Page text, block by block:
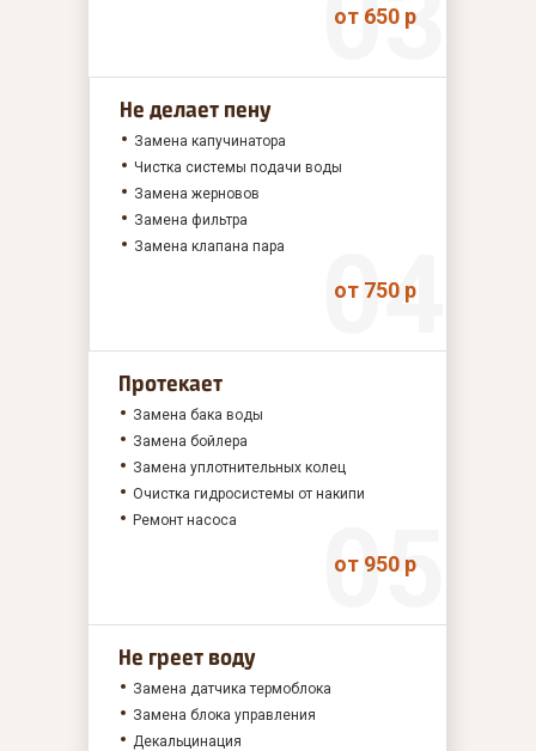
от 650 р
Не делает пену
Замена капучинатора
Чистка системы подачи воды
Замена жерновов
Замена фильтра
Замена клапана пара
от 750 р
Протекает
Замена бака воды
Замена бойлера
Замена уплотнительных колец
Очистка гидросистемы от накипи
Ремонт насоса
от 950 р
Не греет воду
Замена датчика термоблока
Замена блока управления
Декальцинация